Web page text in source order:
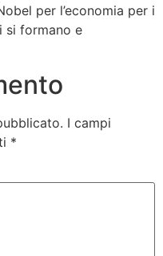
CERM
per l’economia per i
si formano e
I campi
*